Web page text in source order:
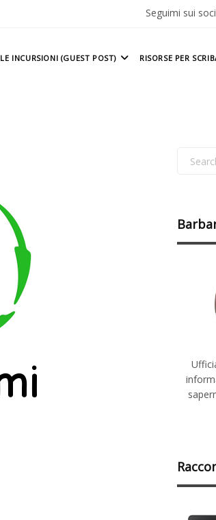
Seguimi sui
LE INCURSIONI (GUEST POST) RISORSE PER